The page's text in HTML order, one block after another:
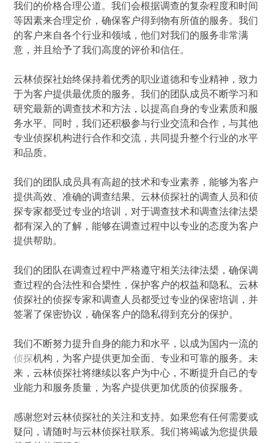
我们的价格合理公道。我们会根据调查的复杂程度和时间
等因素来合理定价，确保客户得到物有所值的服务。我们
的客户来自各个行业和领域，他们对我们的服务非常满
意，并且给予了我们高度的评价和信任。
云林侦探社始终保持着优秀的职业道德和专业精神，致力
于为客户提供最优质的服务。我们的团队成员不断学习和
研究最新的调查技术和方法，以提高自身的专业素质和服
务水平。同时，我们还积极参与行业交流和合作，与其他
专业侦探机构进行合作和交流，共同提升整个行业的水平
和品质。
我们的团队成员具有高超的技术和专业素养，能够为客户
提供高效、准确的调查结果。云林侦探社的调查人员和侦
探专家都受过专业的培训，对于调查技术和调查法律法槼
都有深入的了解，能够在调查过程中以专业的态度为客户
提供帮助。
我们的团队在调查过程中严格遵守相关法律法槼，确保调
查过程的合法性和合槼性，保护客户的权益和隐私。云林
侦探社的侦探专家和调查人员都受过专业的保密培训，并
签署了保密协议，确保客户的隐私得到充分的保护。
我们不断努力提升自身的能力和水平，以成为国内一流的
侦探机构，为客户提供更加全面、专业和可靠的服务。未
来，云林侦探社将继续以客户为中心，不断提升自己的专
业能力和服务质量，为客户提供更加优质的侦探服务。
感谢您对云林侦探社的关注和支持。如果您有任何需要或
疑问，请随时与云林侦探社联系。我们将竭诚为您提供最